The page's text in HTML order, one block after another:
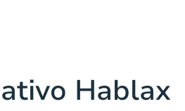
Hablax